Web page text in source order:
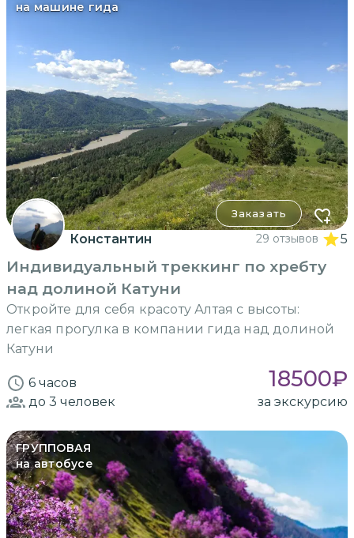
на машине гида
Заказать
Константин 29 отзывов 5
Индивидуальный треккинг по хребту
над долиной Катуни
Откройте для себя красоту Алтая с высоты:
легкая прогулка в компании гида над долиной
Катуни
6 часов 18500₽
до 3 человек за экскурсию
ГРУППОВАЯ
на автобусе